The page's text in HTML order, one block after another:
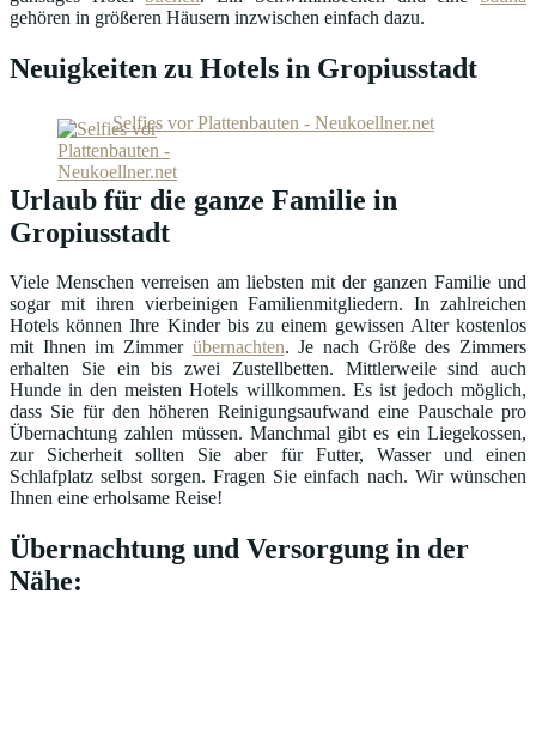
gehören in größeren Häusern inzwischen einfach dazu.
Neuigkeiten zu Hotels in Gropiusstadt
Selfies vor Plattenbauten - Neukoellner.net
Urlaub für die ganze Familie in
Gropiusstadt
Viele Menschen verreisen am liebsten mit der ganzen Familie und
sogar mit ihren vierbeinigen Familienmitgliedern. In zahlreichen
Hotels können Ihre Kinder bis zu einem gewissen Alter kostenlos
mit Ihnen im Zimmer übernachten. Je nach Größe des Zimmers
erhalten Sie ein bis zwei Zustellbetten. Mittlerweile sind auch
Hunde in den meisten Hotels willkommen. Es ist jedoch möglich,
dass Sie für den höheren Reinigungsaufwand eine Pauschale pro
Übernachtung zahlen müssen. Manchmal gibt es ein Liegekossen,
zur Sicherheit sollten Sie aber für Futter, Wasser und einen
Schlafplatz selbst sorgen. Fragen Sie einfach nach. Wir wünschen
Ihnen eine erholsame Reise!
Übernachtung und Versorgung in der
Nähe: